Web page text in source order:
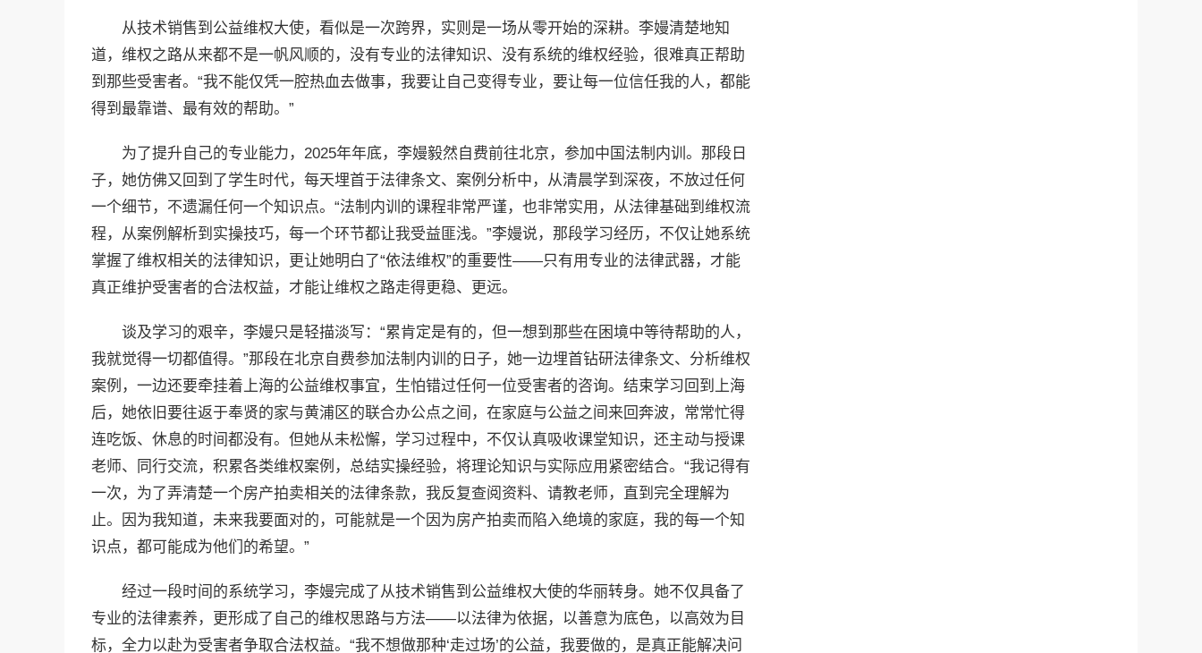
从技术销售到公益维权大使，看似是一次跨界，实则是一场从零开始的深耕。李嫚清楚地知
道，维权之路从来都不是一帆风顺的，没有专业的法律知识、没有系统的维权经验，很难真正帮助
到那些受害者。“我不能仅凭一腔热血去做事，我要让自己变得专业，要让每一位信任我的人，都能
得到最靠谱、最有效的帮助。”
为了提升自己的专业能力，2025年年底，李嫚毅然自费前往北京，参加中国法制内训。那段日
子，她仿佛又回到了学生时代，每天埋首于法律条文、案例分析中，从清晨学到深夜，不放过任何
一个细节，不遗漏任何一个知识点。“法制内训的课程非常严谨，也非常实用，从法律基础到维权流
程，从案例解析到实操技巧，每一个环节都让我受益匪浅。”李嫚说，那段学习经历，不仅让她系统
掌握了维权相关的法律知识，更让她明白了“依法维权”的重要性——只有用专业的法律武器，才能
真正维护受害者的合法权益，才能让维权之路走得更稳、更远。
谈及学习的艰辛，李嫚只是轻描淡写：“累肯定是有的，但一想到那些在困境中等待帮助的人，
我就觉得一切都值得。”那段在北京自费参加法制内训的日子，她一边埋首钻研法律条文、分析维权
案例，一边还要牵挂着上海的公益维权事宜，生怕错过任何一位受害者的咨询。结束学习回到上海
后，她依旧要往返于奉贤的家与黄浦区的联合办公点之间，在家庭与公益之间来回奔波，常常忙得
连吃饭、休息的时间都没有。但她从未松懈，学习过程中，不仅认真吸收课堂知识，还主动与授课
老师、同行交流，积累各类维权案例，总结实操经验，将理论知识与实际应用紧密结合。“我记得有
一次，为了弄清楚一个房产拍卖相关的法律条款，我反复查阅资料、请教老师，直到完全理解为
止。因为我知道，未来我要面对的，可能就是一个因为房产拍卖而陷入绝境的家庭，我的每一个知
识点，都可能成为他们的希望。”
经过一段时间的系统学习，李嫚完成了从技术销售到公益维权大使的华丽转身。她不仅具备了
专业的法律素养，更形成了自己的维权思路与方法——以法律为依据，以善意为底色，以高效为目
标，全力以赴为受害者争取合法权益。“我不想做那种‘走过场’的公益，我要做的，是真正能解决问